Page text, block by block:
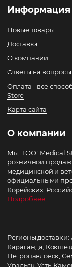
Информация
Новые товары
Доставка
О компании
Ответы на вопросы
Оплата - все
Store
Карта сайта
О компании
Мы, ТОО "Medical
розничной
медицинской и
официальными
Корейских,
Подробнее...
Регионы доставки:
Караганда,
Петропавловск,
Уральск, Усть-